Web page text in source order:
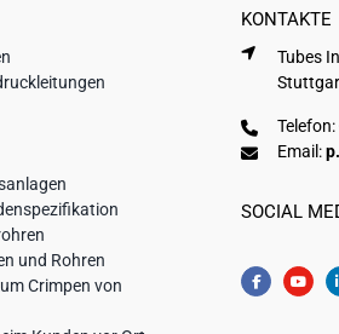
KONTAKTE
und Rohren
Crimpen von
Tubes
Telefon:
Email:
SOCIAL